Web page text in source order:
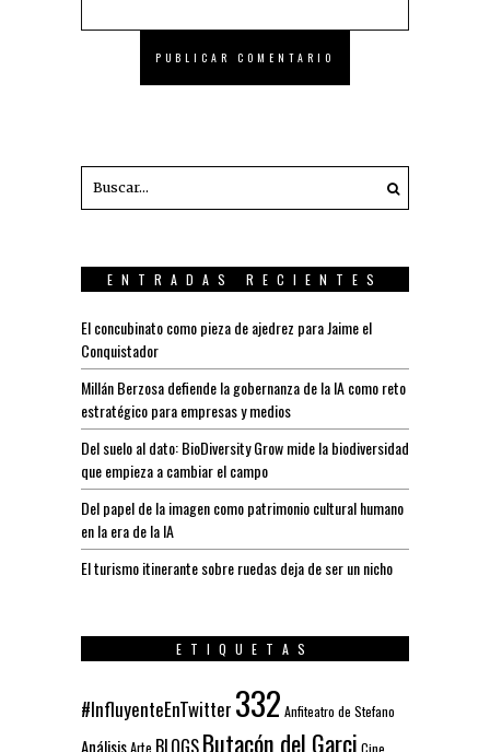
ENTRADAS RECIENTES
El concubinato como pieza de ajedrez para Jaime el
Conquistador
Millán Berzosa defiende la gobernanza de la IA como reto
estratégico para empresas y medios
Del suelo al dato: BioDiversity Grow mide la biodiversidad
que empieza a cambiar el campo
Del papel de la imagen como patrimonio cultural humano
en la era de la IA
El turismo itinerante sobre ruedas deja de ser un nicho
ETIQUETAS
#InfluyenteEnTwitter 332 Anfiteatro de Stefano
Análisis BLOGSButacón del Garci